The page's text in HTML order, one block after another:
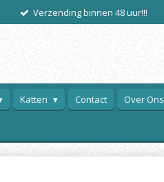
Verzending binnen 48 uur!!!
Katten Contact Over Ons